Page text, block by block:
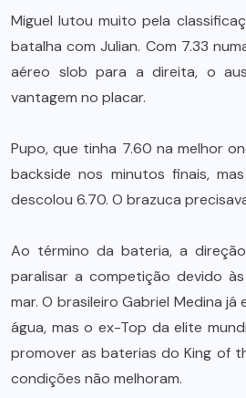
Miguel lutou muito pela
batalha com Julian. Com 7.33
aéreo slob para a direita, o
vantagem no placar.
Pupo, que tinha 7.60 na melhor
backside nos minutos finais,
descolou 6.70. O brazuca
Ao término da bateria, a
paralisar a competição devido
mar. O brasileiro Gabriel Medina
água, mas o ex-Top da elite
promover as baterias do King of
condições não melhoram.